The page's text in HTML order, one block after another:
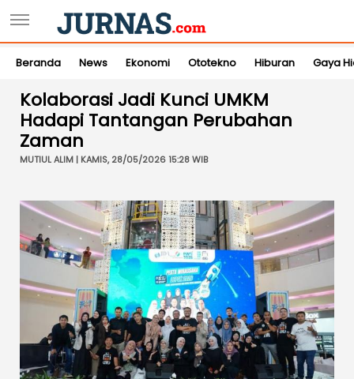
Beranda News Ekonomi Ototekno Hiburan Gaya
Kolaborasi Jadi Kunci UMKM
Hadapi Tantangan Perubahan
Zaman
MUTIUL ALIM | KAMIS, 28/05/2026 15:28 WIB